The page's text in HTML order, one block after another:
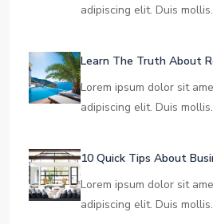
adipiscing elit. Duis
Learn The Truth About
Lorem ipsum dolor sit
adipiscing elit. Duis
10 Quick Tips About
Lorem ipsum dolor sit
adipiscing elit. Duis